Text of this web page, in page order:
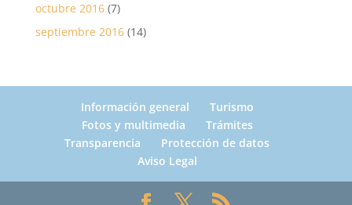
octubre 2016(7)
septiembre 2016(14)
Información general
Turismo
Fotos y multimedia
Trámites
Transparencia
Protección de datos
Aviso Legal